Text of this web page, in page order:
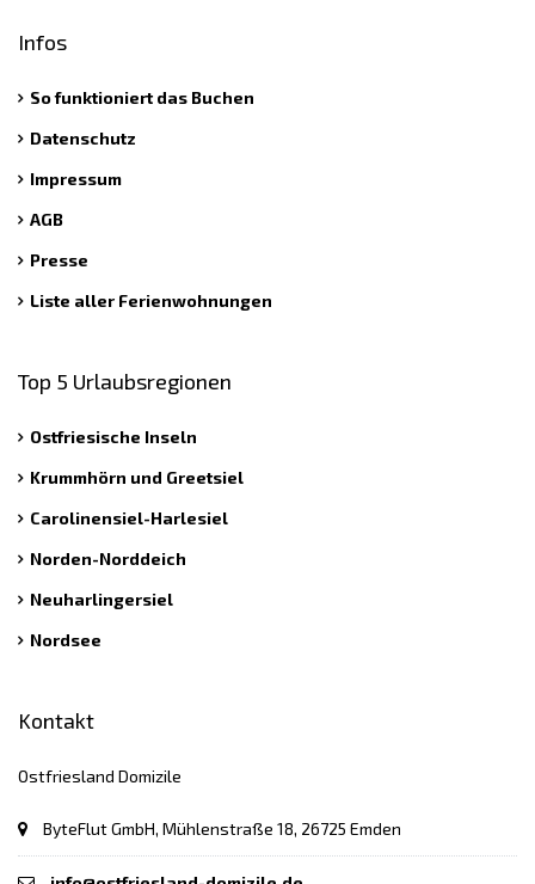
Infos
So funktioniert das Buchen
Datenschutz
Impressum
AGB
Presse
Liste aller Ferienwohnungen
Top 5 Urlaubsregionen
Ostfriesische Inseln
Krummhörn und Greetsiel
Carolinensiel-Harlesiel
Norden-Norddeich
Neuharlingersiel
Nordsee
Kontakt
Ostfriesland Domizile
ByteFlut GmbH, Mühlenstraße 18, 26725 Emden